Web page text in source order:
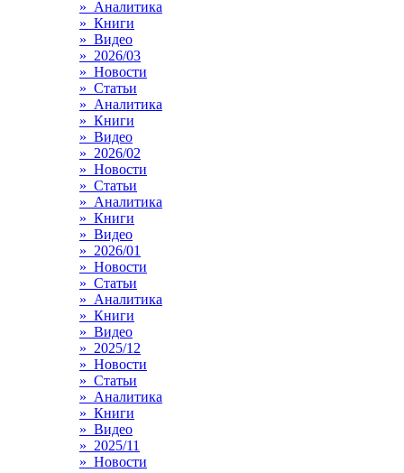
» Аналитика
» Книги
» Видео
» 2026/03
» Новости
» Статьи
» Аналитика
» Книги
» Видео
» 2026/02
» Новости
» Статьи
» Аналитика
» Книги
» Видео
» 2026/01
» Новости
» Статьи
» Аналитика
» Книги
» Видео
» 2025/12
» Новости
» Статьи
» Аналитика
» Книги
» Видео
» 2025/11
» Новости